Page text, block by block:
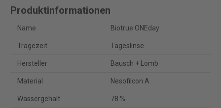
Produktinformationen
Name Biotrue ONEday
Tragezeit Tageslinse
Hersteller Bausch + Lomb
Material Nesofilcon A
Wassergehalt 78 %